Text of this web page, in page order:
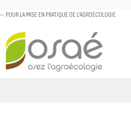
POUR LA MISE EN PRATIQUE DE L'AGROÉCOLOGIE